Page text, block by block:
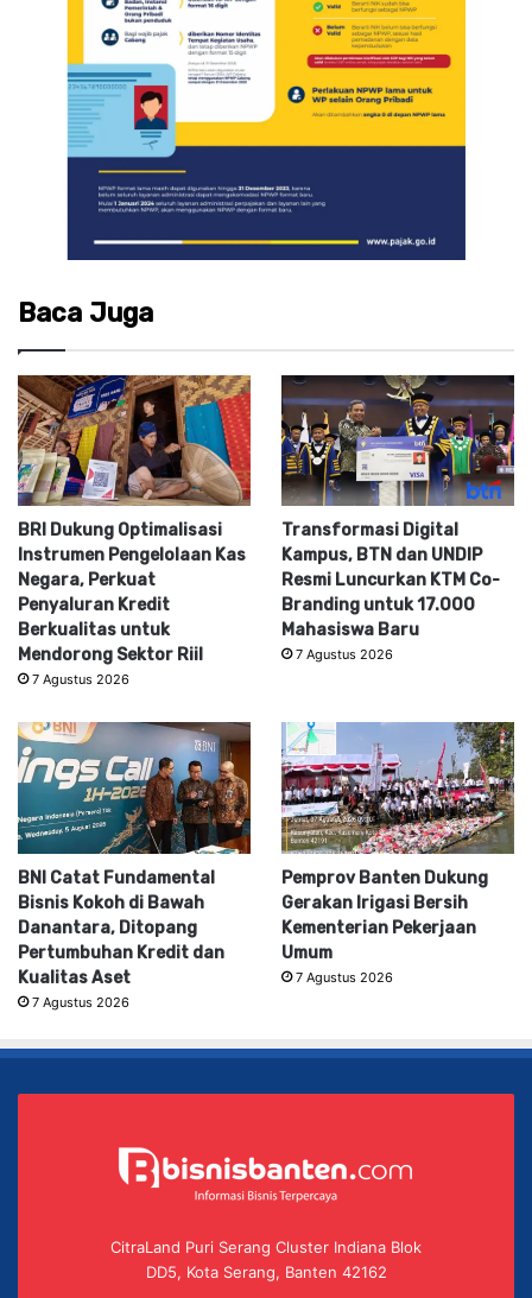
Baca Juga
BRI Dukung Optimalisasi
Instrumen Pengelolaan Kas
Negara, Perkuat
Penyaluran Kredit
Berkualitas untuk
Mendorong Sektor Riil
7 Agustus 2026
Transformasi Digital
Kampus, BTN dan UNDIP
Resmi Luncurkan KTM Co-
Branding untuk 17.000
Mahasiswa Baru
7 Agustus 2026
BNI Catat Fundamental
Bisnis Kokoh di Bawah
Danantara, Ditopang
Pertumbuhan Kredit dan
Kualitas Aset
7 Agustus 2026
Pemprov Banten Dukung
Gerakan Irigasi Bersih
Kementerian Pekerjaan
Umum
7 Agustus 2026
CitraLand Puri Serang Cluster Indiana Blok
DD5, Kota Serang, Banten 42162